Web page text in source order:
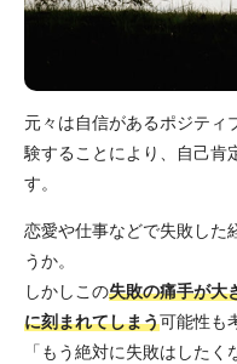
元々は自信があるポジティ
験することにより、自己肯
す。
恋愛や仕事などで失敗した
うか。
しかしこの失敗の痛手が大
に刻まれてしまう可能性も
「もう絶対に失敗はした